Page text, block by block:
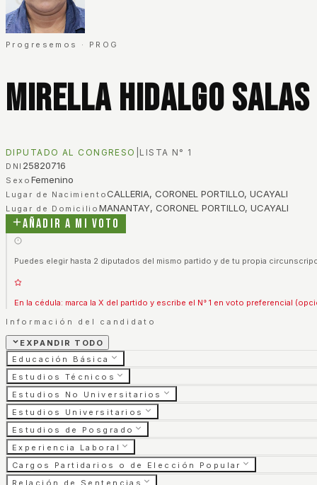
Progresemos · PROG
Mirella Hidalgo Salas
DIPUTADO AL CONGRESO LISTA N° 1
DNI 25820716
Sexo Femenino
Lugar de NacimientoCALLERIA, CORONEL PORTILLO, UCAYALI
Lugar de Domicilio MANANTAY, CORONEL PORTILLO, UCAYALI
Añadir a mi voto
Puedes elegir hasta 2 diputados del mismo partido y de tu propia
En la cédula: marca la X del partido y escribe el N° 1 en voto preferencial
Información del candidato
EXPANDIR TODO
Educación Básica
Estudios Técnicos
Estudios No Universitarios
Estudios Universitarios
Estudios de Posgrado
Experiencia Laboral
Cargos Partidarios o de Elección Popular